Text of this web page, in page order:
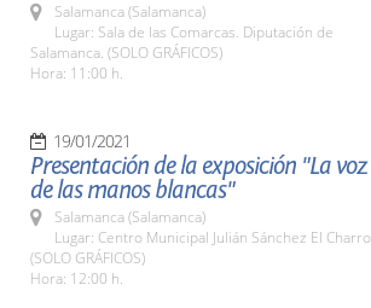
Salamanca (Salamanca)
Lugar: Sala de las Comarcas. Diputación de
Salamanca. (SOLO GRÁFICOS)
Hora: 11:00 h.
19/01/2021
Presentación de la exposición "La voz
de las manos blancas"
Salamanca (Salamanca)
Lugar: Centro Municipal Julián Sánchez El Charro
(SOLO GRÁFICOS)
Hora: 12:00 h.